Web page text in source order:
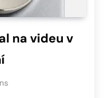
na videu v